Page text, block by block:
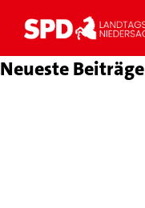
Neueste Beiträge